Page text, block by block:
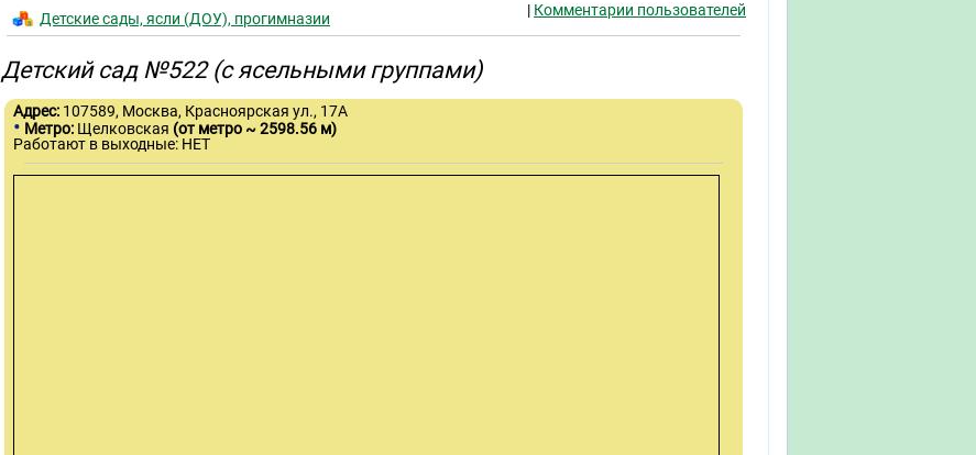
| Комментарии пользователей
Детские сады, ясли (ДОУ), прогимназии
Детский сад №522 (с ясельными группами)
Адрес: 107589, Москва, Красноярская ул., 17А
• Метро: Щелковская (от метро ~ 2598.56 м)
Работают в выходные: НЕТ